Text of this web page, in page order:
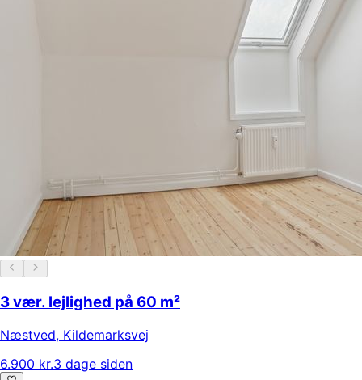
3 vær. lejlighed på 60 m²
Næstved, Kildemarksvej
6.900 kr.3 dage siden